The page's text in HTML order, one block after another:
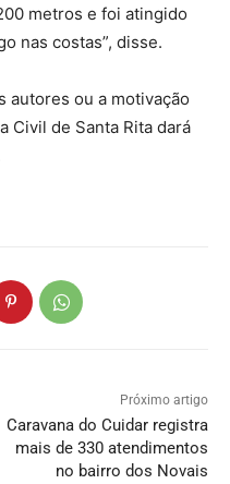
metros e foi atingido
nas costas”, disse.
autores ou a motivação
Civil de Santa Rita dará
Próximo artigo
Caravana do Cuidar registra
mais de 330 atendimentos
no bairro dos Novais